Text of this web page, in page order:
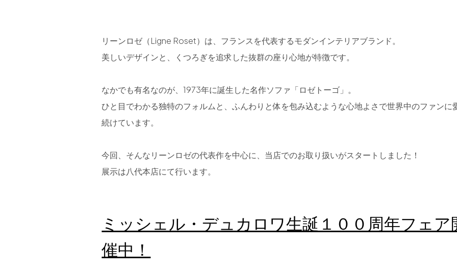
リーンロゼ（Ligne Roset）は、フランスを代表するモダンインテリアブランド。
美しいデザインと、くつろぎを追求した抜群の座り心地が特徴です。
なかでも有名なのが、1973年に誕生した名作ソファ「ロゼトーゴ」。
ひと目でわかる独特のフォルムと、ふんわりと体を包み込むような心地よさで世界中のファンに
続けています。
今回、そんなリーンロゼの代表作を中心に、当店でのお取り扱いがスタートしました！
展示は八代本店にて行います。
ミッシェル・デュカロワ生誕１００周年フェア
催中！